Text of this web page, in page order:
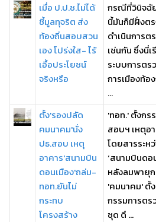
เมื่อ ป.ป.ช.ไม่ได้
ชี้มูลทุจริต ส่ง
ท้องถิ่นสอบสวน
เอง โปร่งใส- ไร้
เอื้อประโยชน์
จริงหรือ
กรณีที่วินิจฉั
นี้มันก็มีฝั่งตร
ดำเนินการ
เช่นกัน ซึ่งนี่เ
ระบบการต
การเมืองท้อ
...
ตั้ง'รองปลัด
คมนาคม'นั่ง
ปธ.สอบ เหตุ
อาคาร'สนามบิน
ดอนเมือง'ถล่ม-
ทอท.ยันไม่
กระทบ
โครงสร้าง
'ทอท.' ตั้งกร
สอบฯ เหตุอ
โดยสารระห
‘สนามบินดอ
หลังลมพายุ
'คมนาคม' ตั้
กรรมการตร
ชุด ดึ ...